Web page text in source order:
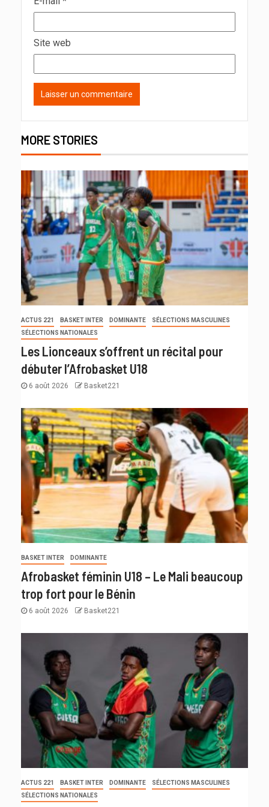
Site web
MORE STORIES
ACTUS 221 BASKET INTER DOMINANTE
SÉLECTIONS MASCULINES
SÉLECTIONS NATIONALES
Les Lionceaux s’offrent un récital pour
débuter l’Afrobasket U18
6 août 2026 Basket221
BASKET INTER DOMINANTE
Afrobasket féminin U18 – Le Mali beaucoup
trop fort pour le Bénin
6 août 2026 Basket221
ACTUS 221 BASKET INTER DOMINANTE
SÉLECTIONS MASCULINES
SÉLECTIONS NATIONALES